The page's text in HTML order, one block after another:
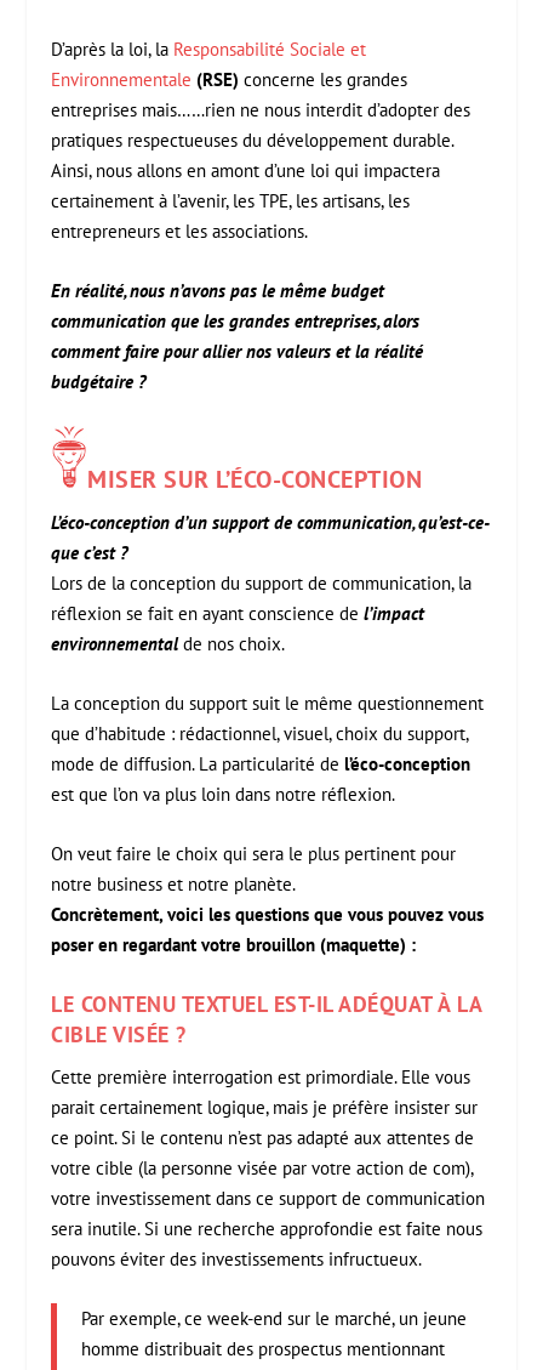
D’après la loi, la Responsabilité Sociale et
Environnementale (RSE)concerne les grandes
entreprises mais……rien ne nous interdit d’adopter des
pratiques respectueuses du développement durable.
Ainsi, nous allons en amont d’une loi qui impactera
certainement à l’avenir, les TPE, les artisans, les
entrepreneurs et les associations.
En réalité, nous n’avons pas le même budget
communication que les grandes entreprises, alors
comment faire pour allier nos valeurs et la réalité
budgétaire ?
MISER SUR L’ÉCO-CONCEPTION
L’éco-conception d’un support de communication, qu’est-ce-
que c’est ?
Lors de la conception du support de communication, la
réflexion se fait en ayant conscience del’impact
environnementalde nos choix.
La conception du support suit le même questionnement
que d’habitude : rédactionnel, visuel, choix du support,
mode de diffusion. La particularité de l’éco-conception
est que l’on va plus loin dans notre réflexion.
On veut faire le choix qui sera le plus pertinent pour
notre business et notre planète.
Concrètement, voici les questions que vous pouvez vous
poser en regardant votre brouillon (maquette) :
LE CONTENU TEXTUEL EST-IL ADÉQUAT À LA
CIBLE VISÉE ?
Cette première interrogation est primordiale. Elle vous
parait certainement logique, mais je préfère insister sur
ce point. Si le contenu n’est pas adapté aux attentes de
votre cible (la personne visée par votre action de com),
votre investissement dans ce support de communication
sera inutile. Si une recherche approfondie est faite nous
pouvons éviter des investissements infructueux.
Par exemple, ce week-end sur le marché, un jeune
homme distribuait des prospectus mentionnant